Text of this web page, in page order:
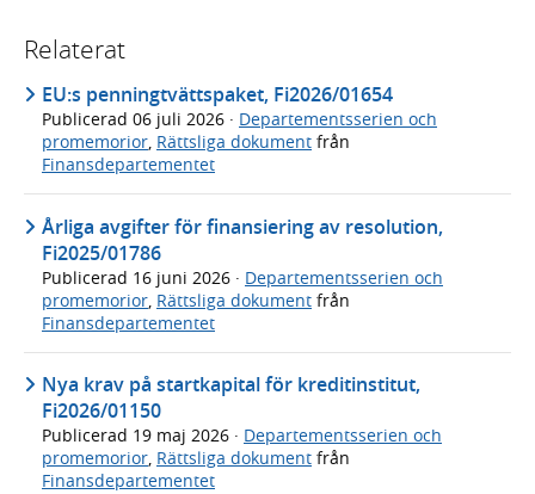
Relaterat
EU:s penningtvättspaket, Fi2026/01654
Publicerad 06 juli 2026 · Departementsserien och
promemorior, Rättsliga dokument från
Finansdepartementet
Årliga avgifter för finansiering av resolution,
Fi2025/01786
Publicerad 16 juni 2026 · Departementsserien och
promemorior Rättsliga dokument från
Finansdepartementet
Nya krav på startkapital för kreditinstitut,
Fi2026/01150
Publicerad 19 maj 2026 · Departementsserien och
promemorior, Rättsliga dokument från
Finansdepartementet